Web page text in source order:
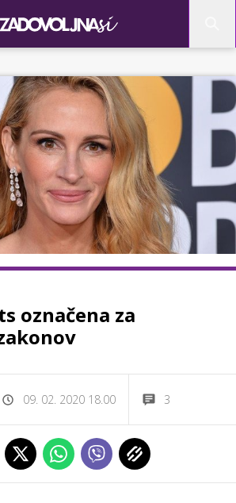
označena za
09. 02. 2020 18.00 3